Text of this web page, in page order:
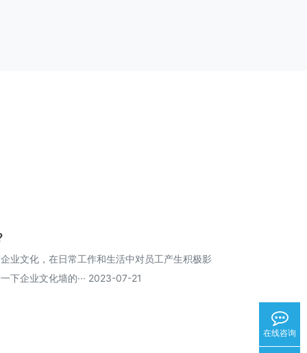
业文化，在日常工作和生活中对员工产生积极影
下企业文化墙的··· 2023-07-21
在线咨询